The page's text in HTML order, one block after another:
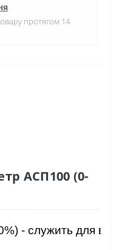
протягом 14
АСП100 (0-
- служить для